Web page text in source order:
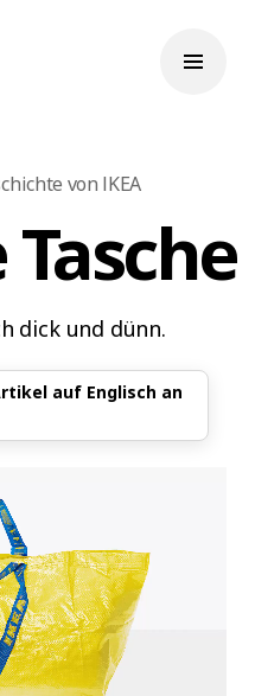
von IKEA
dick und dünn.
auf Englisch an